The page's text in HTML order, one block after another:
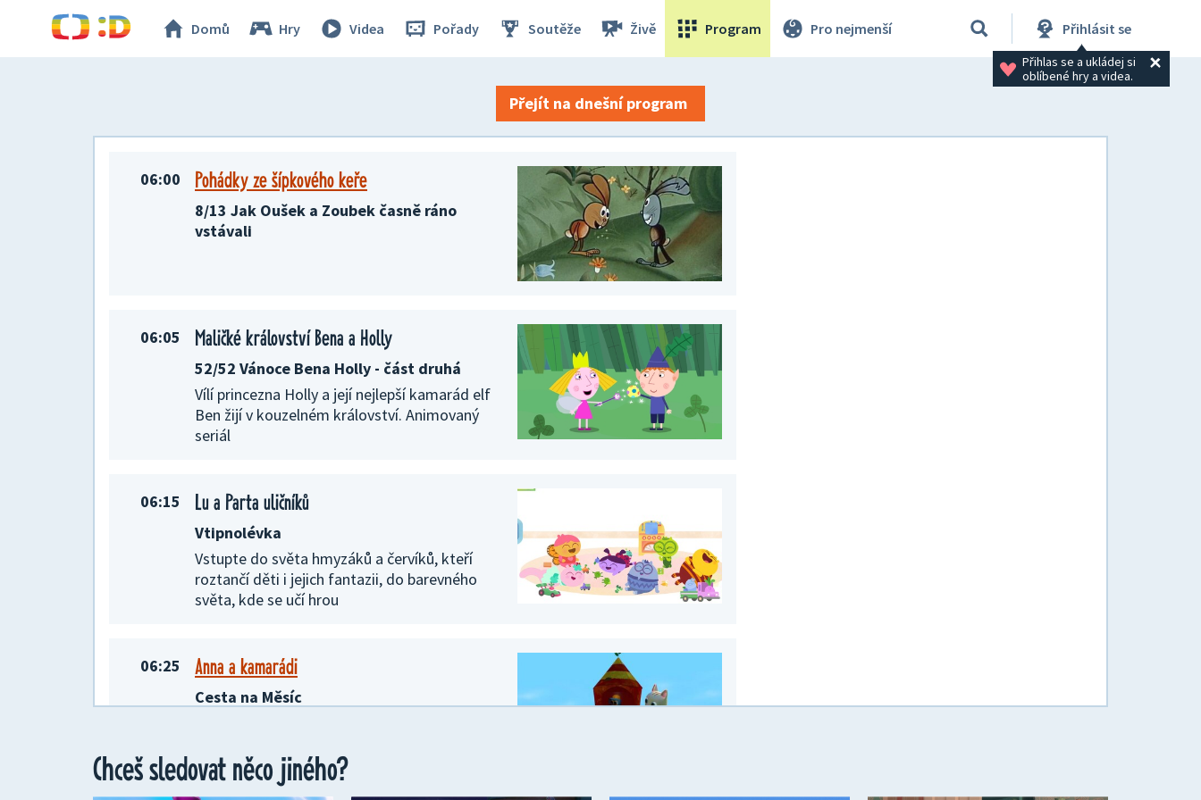
Domů Hry Videa Pořady Soutěže Živě Program Pro nejmenší Přihlásit se
Přihlas se a ukládej si
oblíbené hry a videa.
TV program na 25. 05. 2026
Přejít na dnešní program
06:00 Pohádky ze šípkového keře
8/13 Jak Oušek a Zoubek časně ráno
vstávali
06:05 Maličké království Bena a Holly
52/52 Vánoce Bena Holly - část druhá
Vílí princezna Holly a její nejlepší kamarád elf
Ben žijí v kouzelném království. Animovaný
seriál
06:15 Lu a Parta uličníků
Vtipnolévka
Vstupte do světa hmyzáků a červíků, kteří
roztančí děti i jejich fantazii, do barevného
světa, kde se učí hrou
06:25 Anna a kamarádi
Cesta na Měsíc
přináší. Animovaný seriál
Chceš sledovat něco jiného?